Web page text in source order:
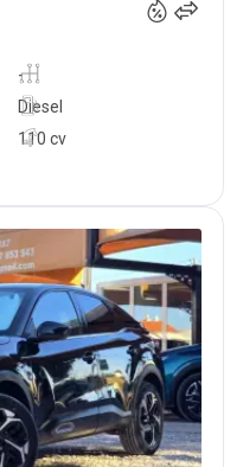
-
110 cv
Diesel